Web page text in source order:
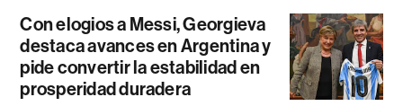
Con elogios a Messi, Georgieva
destaca avances en Argentina y
pide convertir la estabilidad en
prosperidad duradera